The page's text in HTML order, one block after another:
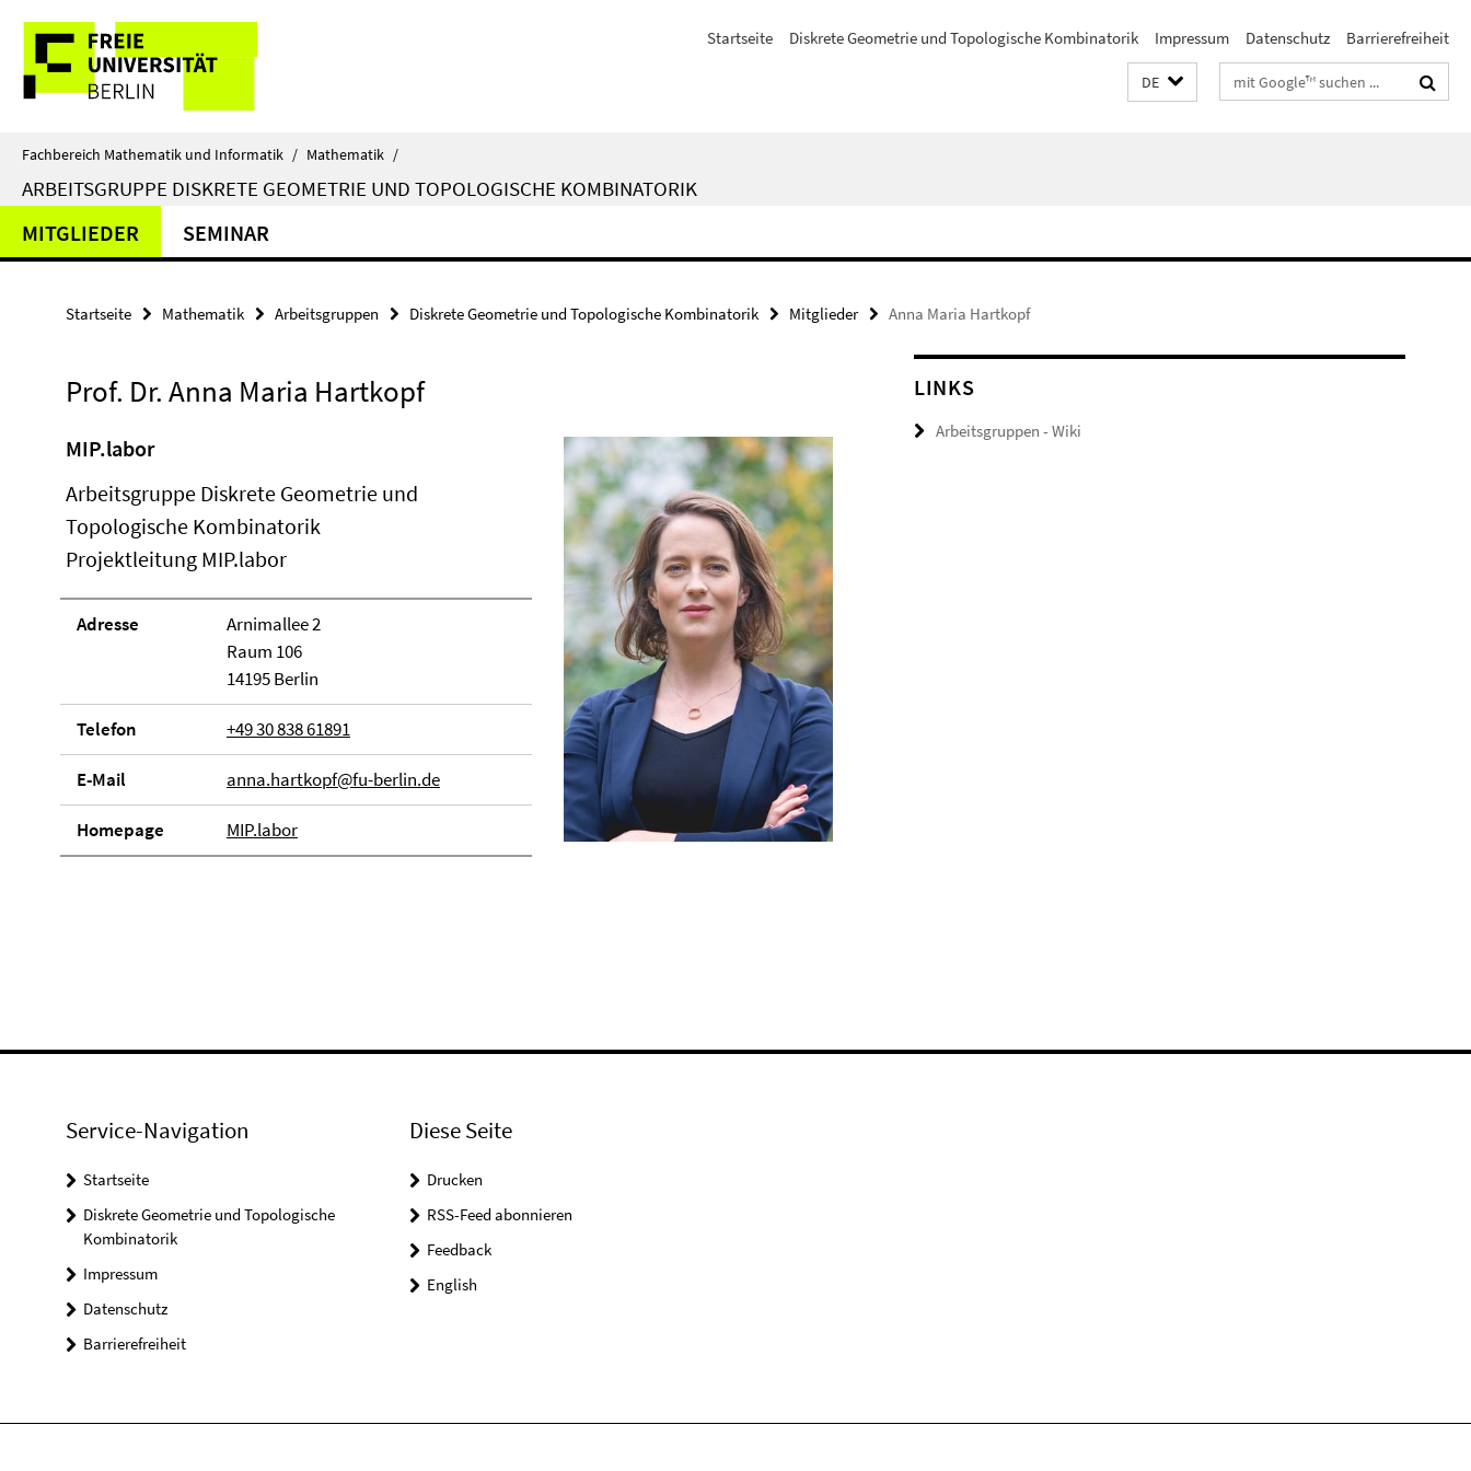
direkt
Inhalt
Service-
Navigation
Startseite Diskrete Geometrie und Topologische Kombinatorik Impressum Datenschutz Barrierefreiheit
DE Suchbegriffe
Fachbereich Mathematik und Informatik / Mathematik /
ARBEITSGRUPPE DISKRETE GEOMETRIE UND TOPOLOGISCHE KOMBINATORIK
MITGLIEDER SEMINAR
Startseite Mathematik Arbeitsgruppen Diskrete Geometrie und Topologische Kombinatorik Mitglieder Anna Maria Hartkopf
Prof. Dr. Anna Maria Hartkopf
MIP.labor
Arbeitsgruppe Diskrete Geometrie und
Topologische Kombinatorik
Projektleitung MIP.labor
Adresse
Arnimallee 2
Raum 106
14195 Berlin
Telefon +49 30 838 61891
E-Mail anna.hartkopf@fu-berlin.de
Homepage MIP.labor
LINKS
Arbeitsgruppen - Wiki
Service-Navigation
Startseite
Diskrete Geometrie und Topologische
Kombinatorik
Impressum
Datenschutz
Barrierefreiheit
Diese Seite
Drucken
RSS-Feed abonnieren
Feedback
English